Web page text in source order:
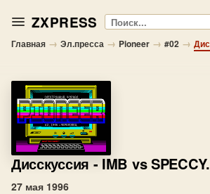
ZXPRESS Поиск
Главная → Эл.пресса → Pioneer → #02 →
Дисскуссия - IMB vs SPECCY.
27 мая 1996